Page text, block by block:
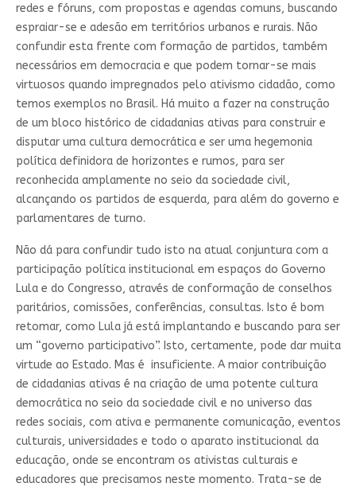
redes e fóruns, com propostas e agendas comuns, buscando
espraiar-se e adesão em territórios urbanos e rurais. Não
confundir esta frente com formação de partidos, também
necessários em democracia e que podem tornar-se mais
virtuosos quando impregnados pelo ativismo cidadão, como
temos exemplos no Brasil. Há muito a fazer na construção
de um bloco histórico de cidadanias ativas para construir e
disputar uma cultura democrática e ser uma hegemonia
política definidora de horizontes e rumos, para ser
reconhecida amplamente no seio da sociedade civil,
alcançando os partidos de esquerda, para além do governo e
parlamentares de turno.
Não dá para confundir tudo isto na atual conjuntura com a
participação política institucional em espaços do Governo
Lula e do Congresso, através de conformação de conselhos
paritários, comissões, conferências, consultas. Isto é bom
retomar, como Lula já está implantando e buscando para ser
um “governo participativo”. Isto, certamente, pode dar muita
virtude ao Estado. Mas é insuficiente. A maior contribuição
de cidadanias ativas é na criação de uma potente cultura
democrática no seio da sociedade civil e no universo das
redes sociais, com ativa e permanente comunicação, eventos
culturais, universidades e todo o aparato institucional da
educação, onde se encontram os ativistas culturais e
educadores que precisamos neste momento. Trata-se de